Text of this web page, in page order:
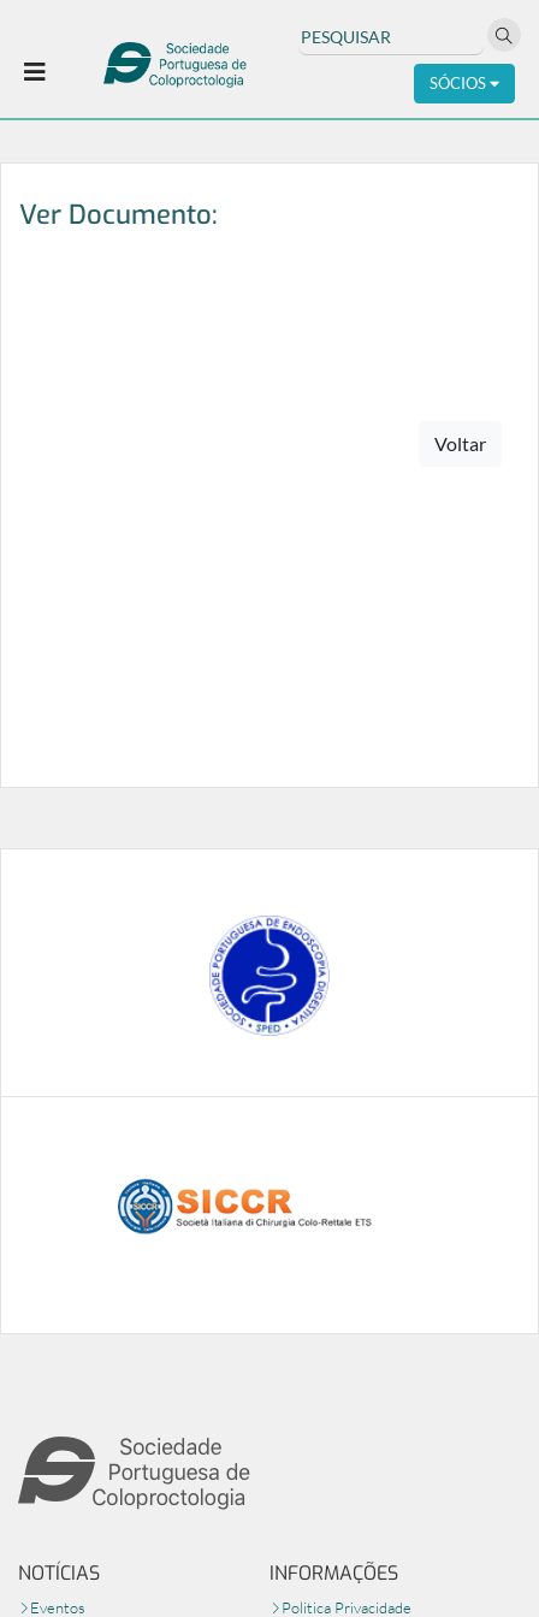
SÓCIOS
Ver Documento:
Voltar
INFORMAÇÕES
Politica Privacidade
NOTÍCIAS
Eventos